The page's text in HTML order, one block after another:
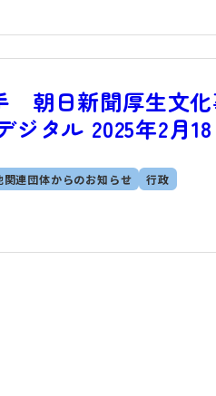
朝日新聞厚生文
タル 2025年2月
関連団体からのお知らせ 行政